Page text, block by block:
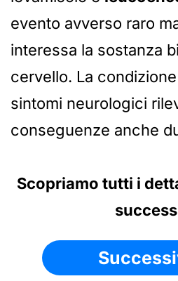
evento avverso raro
interessa la sostanza
cervello. La
sintomi neurologici
conseguenze anche
Scopriamo tutti i